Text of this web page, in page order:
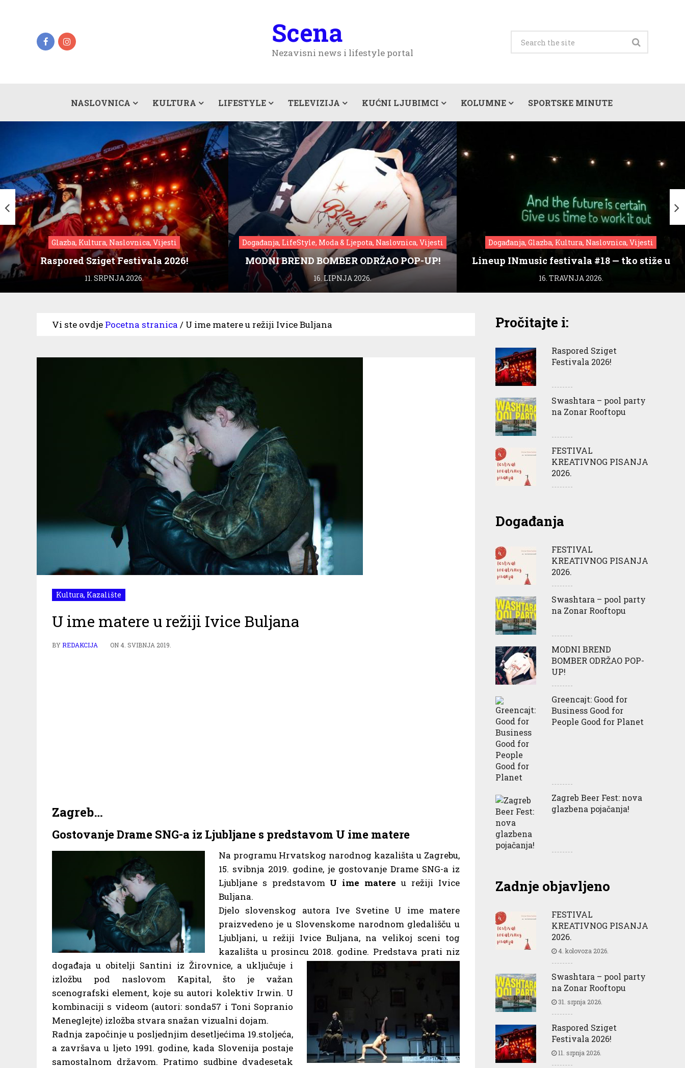
Scena
Nezavisni news i lifestyle portal
NASLOVNICA KULTURA LIFESTYLE TELEVIZIJA KUĆNI LJUBIMCI KOLUMNE SPORTSKE MINUTE
Glazba, Kultura, Naslovnica, Vijesti
Raspored Sziget Festivala 2026!
11. SRPNJA 2026.
Događanja, LifeStyle, Moda & Ljepota, Naslovnica, Vijesti
MODNI BREND BOMBER ODRŽAO POP-UP!
16. LIPNJA 2026.
Događanja, Glazba, Kultura, Naslovnica, Vijesti
Lineup INmusic festivala #18 — tko stiže u
Zagreb?
16. TRAVNJA 2026.
Vi ste ovdje Pocetna stranica / U ime matere u režiji Ivice Buljana
Kultura, Kazalište
U ime matere u režiji Ivice Buljana
BYREDAKCIJA ON 4. SVIBNJA 2019.
Zagreb…
Gostovanje Drame SNG-a iz Ljubljane s predstavom U ime matere
Na programu Hrvatskog narodnog kazališta u Zagrebu,
15. svibnja 2019. godine, je gostovanje Drame SNG-a iz
Ljubljane s predstavom U ime matere u režiji Ivice
Buljana.
Djelo slovenskog autora Ive Svetine U ime matere
praizvedeno je u Slovenskome narodnom gledališču u
Ljubljani, u režiji Ivice Buljana, na velikoj sceni tog
kazališta u prosincu 2018. godine. Predstava prati niz
događaja u obitelji Santini iz Žirovnice, auključuje i
izložbu pod naslovom Kapital, što je važan
scenografski element, koje su autori kolektiv Irwin. U
kombinaciji s videom (autori: sonda57 i Toni Sopranio
Meneglejte) izložba stvara snažan vizualni dojam.
Radnja započinje u posljednjim desetljećima 19.stoljeća,
a završava u ljeto 1991. godine, kada Slovenija postaje
samostalnom državom. Pratimo sudbine dvadesetak
Pročitajte i:
Raspored Sziget
Festivala 2026!
Swashtara – pool party
na Zonar Rooftopu
FESTIVAL
KREATIVNOG PISANJA
2026.
Događanja
FESTIVAL
KREATIVNOG PISANJA
2026.
Swashtara – pool party
na Zonar Rooftopu
MODNI BREND
BOMBER ODRŽAO POP-
UP!
Greencajt: Good for
Business Good for
People Good for Planet
Zagreb Beer Fest: nova
glazbena pojačanja!
Zadnje objavljeno
FESTIVAL
KREATIVNOG PISANJA
2026.
4. kolovoza 2026.
Swashtara – pool party
na Zonar Rooftopu
31. srpnja 2026.
Raspored Sziget
Festivala 2026!
11. srpnja 2026.